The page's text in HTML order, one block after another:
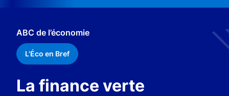
ABC de l’économie
L'Éco en Bref
La finance verte